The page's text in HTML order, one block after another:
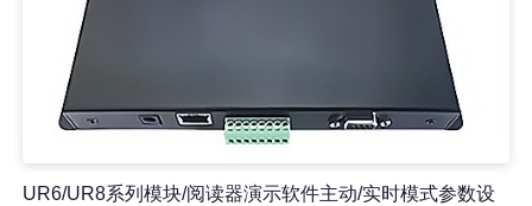
UR6/UR8系列模块/阅读器演示软件主动/实时模式参数设